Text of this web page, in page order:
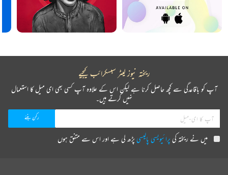
ریختہ نیوز لیٹر سبسکرائب کیجیے
آپ کو باقاعدگی سے کچھ حاصل کرنا ہے لیکن اس کے علاوہ آپ کسی بھی ای میل کا استعمال
نہیں کرتے ہیں۔
میں نے ریختہ کیپرائیویسی پالیسیپڑھ لی ہے اور اس سے متفق ہوں